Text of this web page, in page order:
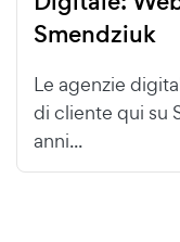
Smendziuk
Le agenzie
di cliente qui su
anni...